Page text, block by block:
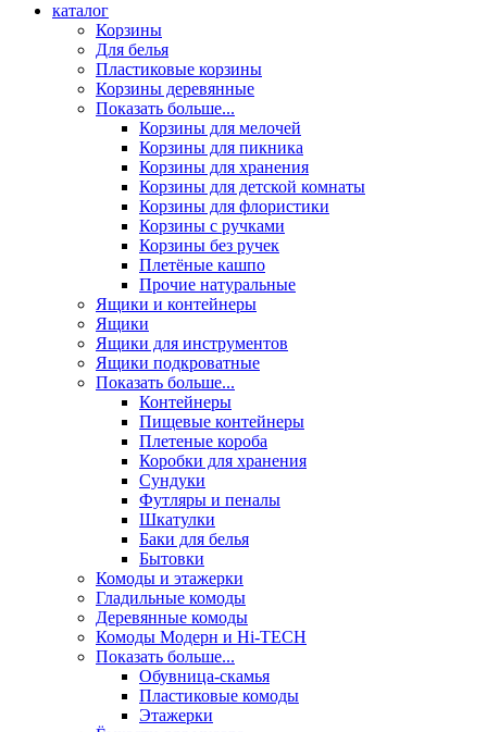
каталог
Корзины
Для белья
Пластиковые корзины
Корзины деревянные
Показать больше...
Корзины для мелочей
Корзины для пикника
Корзины для хранения
Корзины для детской комнаты
Корзины для флористики
Корзины с ручками
Корзины без ручек
Плетёные кашпо
Прочие натуральные
Ящики и контейнеры
Ящики
Ящики для инструментов
Ящики подкроватные
Показать больше...
Контейнеры
Пищевые контейнеры
Плетеные короба
Коробки для хранения
Сундуки
Футляры и пеналы
Шкатулки
Баки для белья
Бытовки
Комоды и этажерки
Гладильные комоды
Деревянные комоды
Комоды Модерн и Hi-TECH
Показать больше...
Обувница-скамья
Пластиковые комоды
Этажерки